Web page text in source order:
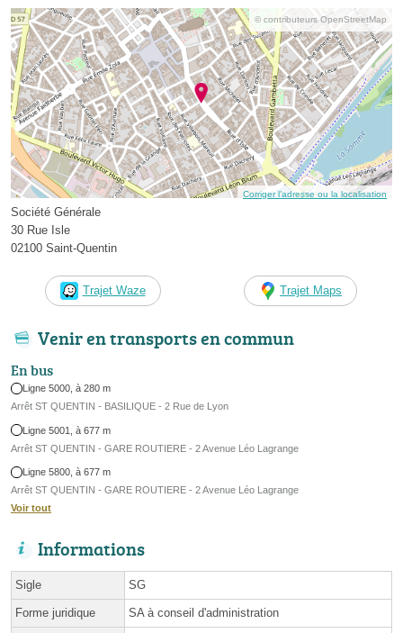
© contributeurs OpenStreetMap
Corriger l’adresse ou la localisation
Société Générale
30 Rue Isle
02100 Saint-Quentin
Trajet Waze Trajet Maps
Venir en transports en commun
En bus
Ligne 5000, à 280 m
Arrêt ST QUENTIN - BASILIQUE - 2 Rue de Lyon
Ligne 5001, à 677 m
Arrêt ST QUENTIN - GARE ROUTIERE - 2 Avenue Léo Lagrange
Ligne 5800, à 677 m
Arrêt ST QUENTIN - GARE ROUTIERE - 2 Avenue Léo Lagrange
Voir tout
Informations
Sigle SG
Forme juridique SA à conseil d'administration